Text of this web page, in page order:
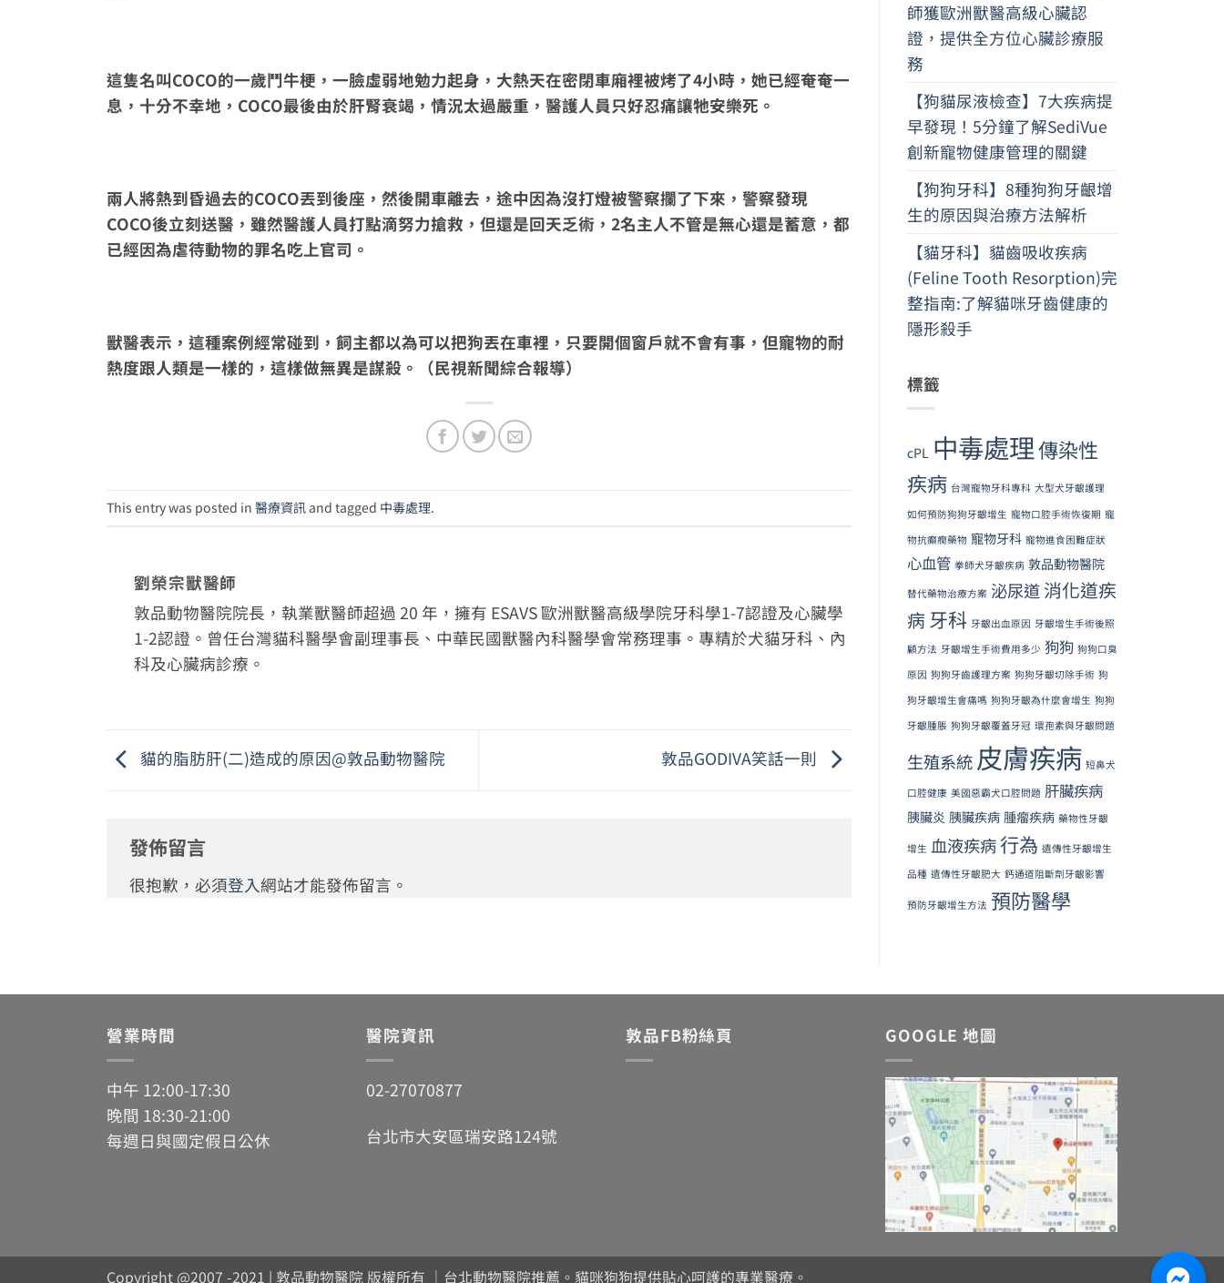
這隻名叫COCO的一歲鬥牛梗，一臉虛弱地勉力起身，大熱天在密閉車廂裡被烤了4小時，她已經奄奄一
息，十分不幸地，COCO最後由於肝腎衰竭，情況太過嚴重，醫護人員只好忍痛讓牠安樂死。
兩人將熱到昏過去的COCO丟到後座，然後開車離去，途中因為沒打燈被警察攔了下來，警察發現
COCO後立刻送醫，雖然醫護人員打點滴努力搶救，但還是回天乏術，2名主人不管是無心還是蓄意，都
已經因為虐待動物的罪名吃上官司。
獸醫表示，這種案例經常碰到，飼主都以為可以把狗丟在車裡，只要開個窗戶就不會有事，但寵物的耐
熱度跟人類是一樣的，這樣做無異是謀殺。（民視新聞綜合報導）
This entry was posted in 醫療資訊 and tagged 中毒處理.
劉榮宗獸醫師
敦品動物醫院院長，執業獸醫師超過 20 年，擁有 ESAVS 歐洲獸醫高級學院牙科學1-7認證及心臟學
1-2認證。曾任台灣貓科醫學會副理事長、中華民國獸醫內科醫學會常務理事。專精於犬貓牙科、內
科及心臟病診療。
貓的脂肪肝(二)造成的原因@敦品動物醫院 敦品GODIVA笑話一則
發佈留言
很抱歉，必須登入網站才能發佈留言。
師獲歐洲獸醫高級心臟認
證，提供全方位心臟診療服
務
【狗貓尿液檢查】7大疾病提
早發現！5分鐘了解SediVue
創新寵物健康管理的關鍵
【狗狗牙科】8種狗狗牙齦增
生的原因與治療方法解析
【貓牙科】貓齒吸收疾病
(Feline Tooth Resorption)完
整指南:了解貓咪牙齒健康的
隱形殺手
標籤
cPL 中毒處理傳染性
疾病 台灣寵物牙科專科 大型犬牙齦護理
如何預防狗狗牙齦增生 寵物口腔手術恢復期 寵
物抗癲癇藥物 寵物牙科 寵物進食困難症狀
心血管 拳師犬牙齦疾病 敦品動物醫院
替代藥物治療方案 泌尿道 消化道疾
病 牙科 牙齦出血原因 牙齦增生手術後照
顧方法 牙齦增生手術費用多少 狗狗 狗狗口臭
原因 狗狗牙齒護理方案 狗狗牙齦切除手術 狗
狗牙齦增生會痛嗎 狗狗牙齦為什麼會增生 狗狗
牙齦腫脹 狗狗牙齦覆蓋牙冠 環孢素與牙齦問題
生殖系統 皮膚疾病 短鼻犬
口腔健康 美國惡霸犬口腔問題 肝臟疾病
胰臟炎 胰臟疾病 腫瘤疾病 藥物性牙齦
增生 血液疾病行為 遺傳性牙齦增生
品種 遺傳性牙齦肥大 鈣通道阻斷劑牙齦影響
預防牙齦增生方法 預防醫學
營業時間
中午 12:00-17:30
晚間 18:30-21:00
每週日與國定假日公休
醫院資訊
02-27070877
台北市大安區瑞安路124號
敦品FB粉絲頁 GOOGLE 地圖
Copyright @2007 -2021 | 敦品動物醫院 版權所有 ｜台北動物醫院推薦。貓咪狗狗提供貼心呵護的專業醫療。